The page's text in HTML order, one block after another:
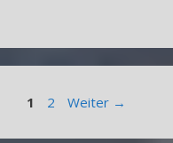
Seite
1 Seite
2 Weiter →